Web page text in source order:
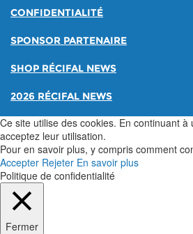
CONFIDENTIALITÉ
SPONSOR PARTENAIRE
SHOP RÉCIFAL NEWS
2026 RÉCIFAL NEWS
Ce site utilise des cookies. En continuant à
acceptez leur utilisation.
Pour en savoir plus, y compris comment
Accepter Rejeter En savoir plus
Politique de confidentialité
Fermer